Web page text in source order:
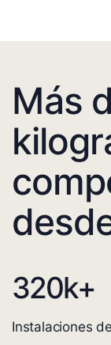
Más
320k+
Instalaciones